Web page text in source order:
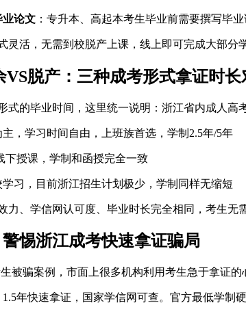
业论文 ：专升本、高起本考生毕业前需要撰写毕
灵活，无需到校脱产上课，线上即可完成大部
VS脱产：三种成考形式拿证时长
式的毕业时间，这里统一说明：浙江省内成人高
，学习时间自由，上班族首选，学制2.5年/5年
下授课，学制和函授完全一致
习，目前浙江招生计划极少，学制同样无缩短
力、学信网认可度、毕业时长完全相同，考生无
惕浙江成考快速拿证骗局
被骗案例，市面上很多机构利用考生急于拿证
年快速拿证，国家学信网可查。官方最低学制